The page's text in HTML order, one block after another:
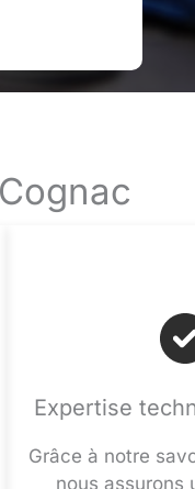
Expertise
Grâce à notre
nous assurons